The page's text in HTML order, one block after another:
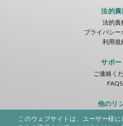
無料
Archer
法的責
法的責
プライバシー
利用規
サポー
ご連絡く
FAQS
他のリ
ダウンロ
このウェブサイトは、ユーザー様